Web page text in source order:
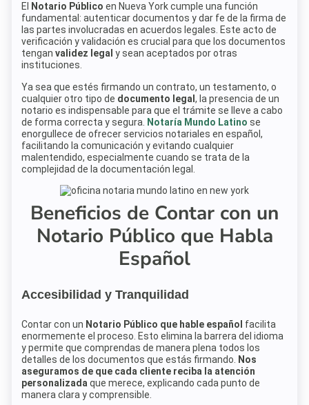
El Notario Público en Nueva York cumple una función
fundamental: autenticar documentos y dar fe de la firma de
las partes involucradas en acuerdos legales. Este acto de
verificación y validación es crucial para que los documentos
tengan validez legal y sean aceptados por otras
instituciones.
Ya sea que estés firmando un contrato, un testamento, o
cualquier otro tipo de documento legal , la presencia de un
notario es indispensable para que el trámite se lleve a cabo
de forma correcta y segura.
Notaría Mundo Latino se
enorgullece de ofrecer servicios notariales en español,
facilitando la comunicación y evitando cualquier
malentendido, especialmente cuando se trata de la
complejidad de la documentación legal.
Beneficios de Contar con un
Notario Público que Habla
Español
Accesibilidad y Tranquilidad
Contar con un Notario Público que hable español facilita
enormemente el proceso. Esto elimina la barrera del idioma
y permite que comprendas de manera plena todos los
detalles de los documentos que estás firmando.
Nos
aseguramos de que cada cliente reciba la atención
personalizada que merece, explicando cada punto de
manera clara y comprensible.